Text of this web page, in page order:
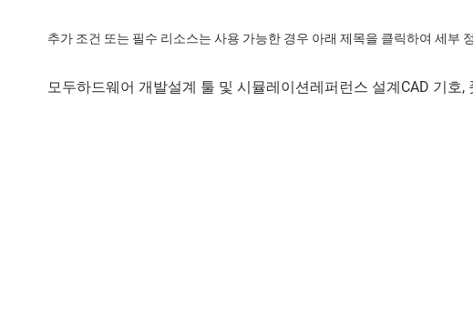
추가 조건 또는 필수 리소스는 사용 가능한 경우 아래 제목을 클릭하여 세부